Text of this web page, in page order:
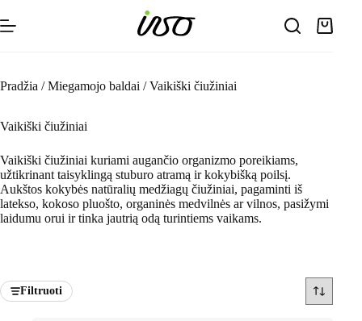
to
content
Pradžia / Miegamojo baldai / Vaikiški čiužiniai
Vaikiški čiužiniai
Vaikiški čiužiniai kuriami augančio organizmo poreikiams,
užtikrinant taisyklingą stuburo atramą ir kokybišką poilsį.
Aukštos kokybės natūralių medžiagų čiužiniai, pagaminti iš
latekso, kokoso pluošto, organinės medvilnės ar vilnos, pasižymi
laidumu orui ir tinka jautrią odą turintiems vaikams.
Filtruoti